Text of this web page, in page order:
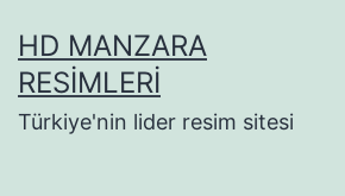
geçHD MANZARA
RESIMLERI
Türkiye'nin lider resim sitesi